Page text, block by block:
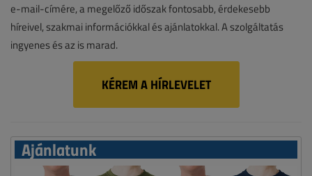
e-mail-címére, a megelőző időszak fontosabb, érdekesebb
híreivel, szakmai információkkal és ajánlatokkal. A szolgáltatás
ingyenes és az is marad.
KÉREM A HÍRLEVELET
Ajánlatunk